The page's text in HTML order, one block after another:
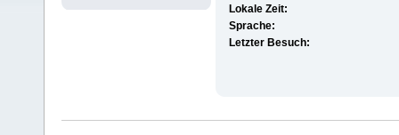
Lokale Zeit:
Sprache:
Letzter Besuch: